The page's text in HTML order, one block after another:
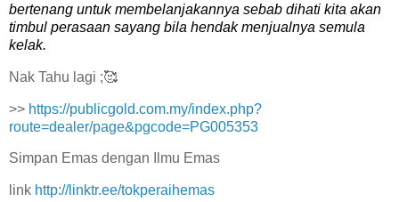
bertenang untuk membelanjakannya sebab dihati kita akan
timbul perasaan sayang bila hendak menjualnya semula
kelak.
Nak Tahu lagi ;🥰
>> https://publicgold.com.my/index.php?
route=dealer/page&pgcode=PG005353
Simpan Emas dengan Ilmu Emas
link http://linktr.ee/tokperaihemas